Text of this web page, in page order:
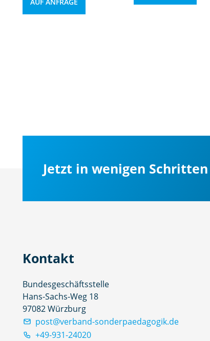
Jetzt in wenigen
Kontakt
Bundesgeschäftsstelle
Hans-Sachs-Weg 18
97082 Würzburg
post@verband-sonderpaedagogik.de
+49-931-24020